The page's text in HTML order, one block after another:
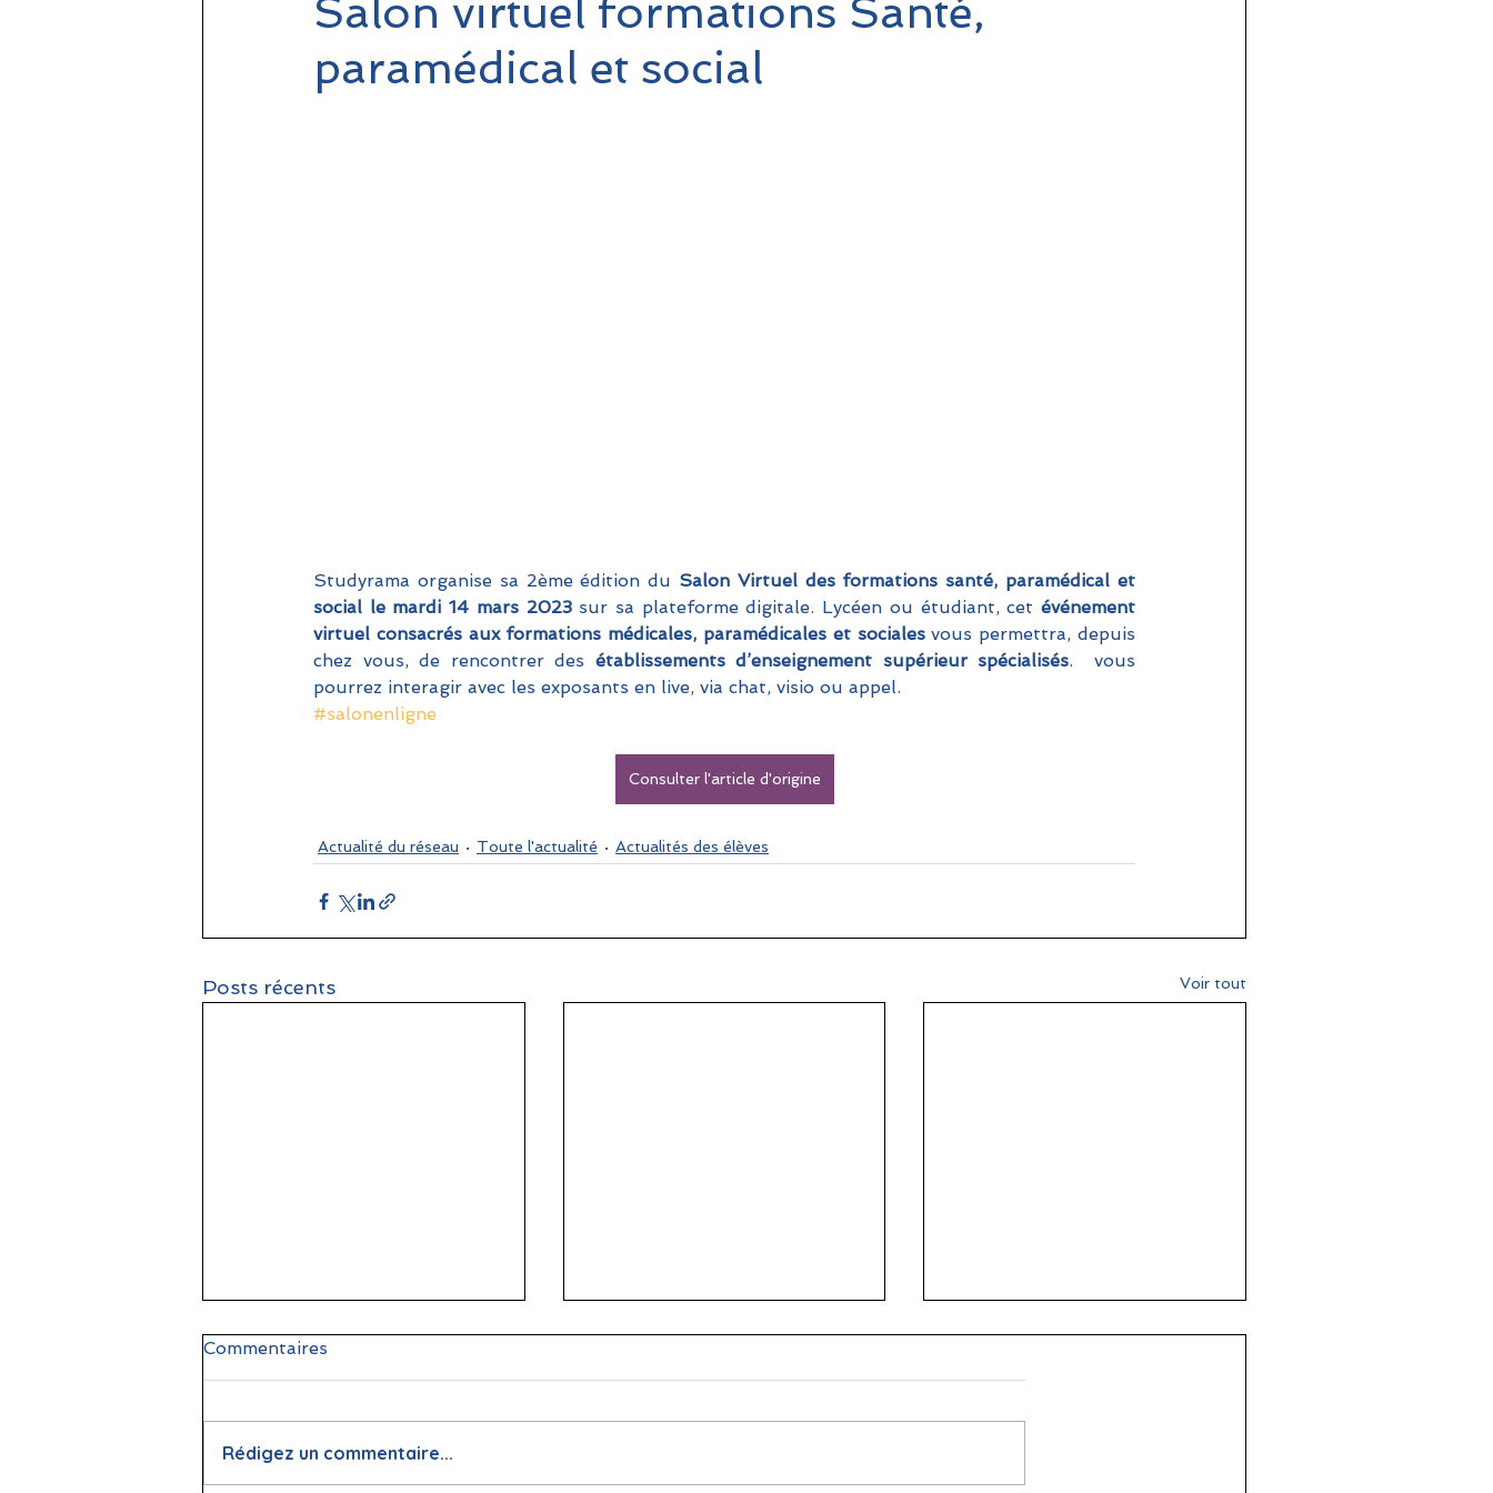
Salon virtuel formations Santé,
paramédical et social
Studyrama organise sa 2ème édition du Salon Virtuel des formations santé, paramédical et
social le mardi 14 mars 2023 sur sa plateforme digitale. Lycéen ou étudiant, cet événement
virtuel consacrés aux formations médicales, paramédicales et sociales vous permettra, depuis
chez vous, de rencontrer des établissements d’enseignement supérieur spécialisés.  vous
pourrez interagir avec les exposants en live, via chat, visio ou appel.
#salonenligne
Consulter l'article d'origine
Actualité du réseau Toute l'actualité Actualités des élèves
Posts récents Voir tout
Commentaires
Rédigez un commentaire...